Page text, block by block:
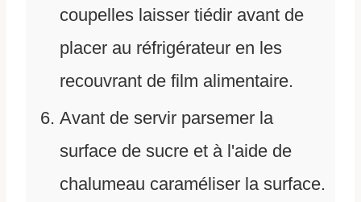
coupelles laisser tiédir avant de
placer au réfrigérateur en les
recouvrant de film alimentaire.
Avant de servir parsemer la
surface de sucre et à l'aide de
chalumeau caraméliser la surface.